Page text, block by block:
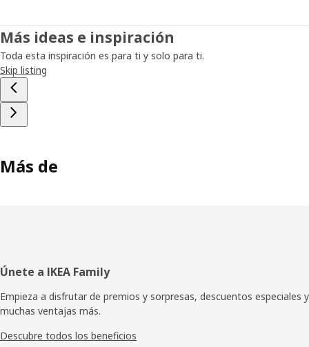
Más ideas e inspiración
Toda esta inspiración es para ti y solo para ti.
Skip listing
Más de
Pie
de
página
Únete a IKEA Family
Empieza a disfrutar de premios y sorpresas, descuentos especiales y
muchas ventajas más.
Descubre todos los beneficios